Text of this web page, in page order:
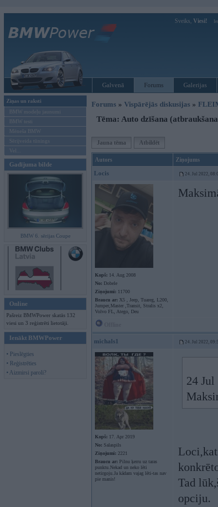
Sveiks, Viesi!
Galvenā Forums Galerijas
Ziņas un raksti
BMW modeļu jaunumi
BMW testi
Mēneša BMW
Sērijveida tūnings
Vel...
Gadījuma bilde
BMW 6. sērijas Coupe
Online
Pašreiz BMWPower skatās 132
viesi un 3 reģistrēti lietotāji.
Ienākt BMWPower
• Pieslēgties
• Reģistrēties
• Aizmirsi paroli?
Forums » Vispārējās diskusijas »
Tēma: Auto dzīšana
Jauna tēma Atbildēt
Autors Ziņojums
Locis 24. Jul 2022,
Kopš: 14. Aug 2008
No: Dobele
Ziņojumi: 11700
Braucu ar: X5 , Jeep, Tuareg, L200,
Jumper,Master ,Transit, Stralis x2,
Volvo FL, Atego, Deu
michals1 24. Jul 2022,
Kopš: 17. Apr 2019
No: Salaspils
Ziņojumi: 2221
Braucu ar: Pilnu ķerru uz taras
punktu.Nekad un neko lēti
netirgoju.Ja kādam vajag lēti-tas nav
pie manis!
24
Tad
opciju.